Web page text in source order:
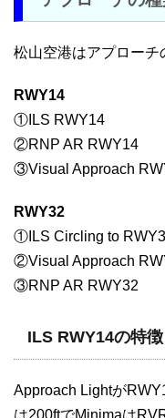
松山空港はアプローチ
RWY14
①ILS RWY14
②RNP AR RWY14
③Visual Approach
RWY32
①ILS Circling to
②Visual Approach
③RNP AR RWY32
ILS RWY14の特徴
Approach Lightが
は200ftでMinimaは